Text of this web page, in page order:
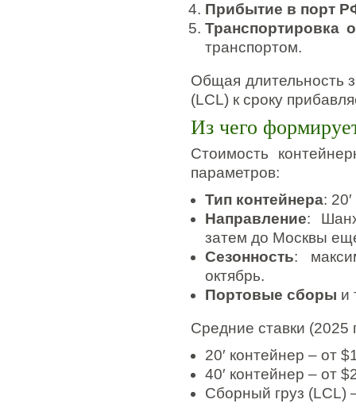
Прибытие в порт
Транспортировка
транспортом.
Общая длительность
(LCL) к сроку
Из чего
Стоимость
параметров:
Тип контейнера:
Направление:
затем до Москвы
Сезонность:
октябрь.
Портовые сборы и
Средние ставки (2025
20′ контейнер – от
40′ контейнер – от
Сборный груз (LCL)